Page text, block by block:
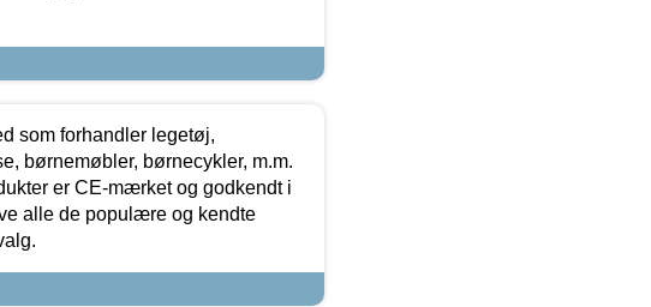
som forhandler legetøj,
børnemøbler, børnecykler, m.m.
er CE-mærket og godkendt i
alle de populære og kendte